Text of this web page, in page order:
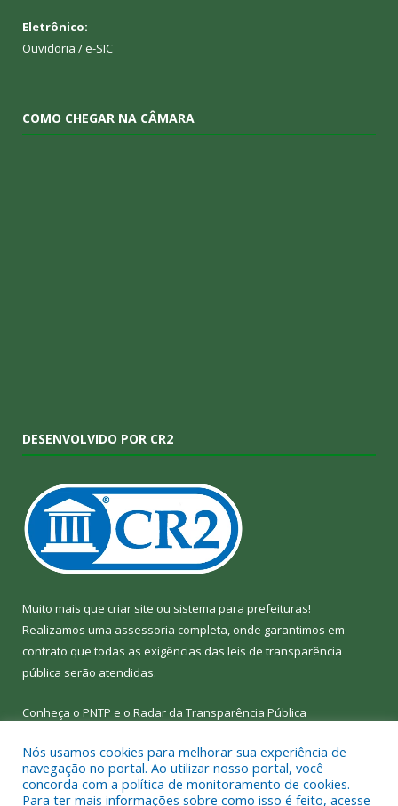
Eletrônico:
Ouvidoria / e-SIC
COMO CHEGAR NA CÂMARA
DESENVOLVIDO POR CR2
Muito mais que criar site ou sistema para prefeituras!
Realizamos uma assessoria completa, onde garantimos em
contrato que todas as exigências das leis de transparência
pública serão atendidas.
Conheça o PNTP e o Radar da Transparência Pública
Nós usamos cookies para melhorar sua experiência de
navegação no portal. Ao utilizar nosso portal, você
concorda com a política de monitoramento de cookies.
Para ter mais informações sobre como isso é feito, acesse